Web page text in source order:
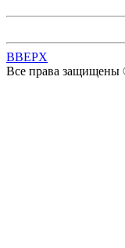
BBEPX
Все права защищены